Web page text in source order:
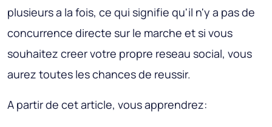
plusieurs a la fois, ce qui signifie qu'il n'y a pas de
concurrence directe sur le marche et si vous
souhaitez creer votre propre reseau social, vous
aurez toutes les chances de reussir.
A partir de cet article, vous apprendrez: